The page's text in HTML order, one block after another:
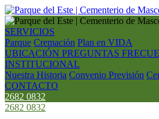
SERVICIOS
Parque Cremación Plan en VIDA
UBICACIÓN PREGUNTAS
INSTITUCIONAL
Nuestra Historia Convenio Previsión
CONTACTO
2682 0832
2682 0832